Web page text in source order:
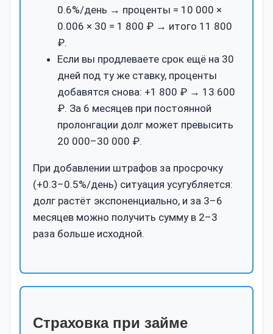
0.6%/день → проценты = 10 000 ×
0.006 × 30 = 1 800 ₽ → итого 11 800
₽.
Если вы продлеваете срок ещё на 30
дней под ту же ставку, проценты
добавятся снова: +1 800 ₽ → 13 600
₽. За 6 месяцев при постоянной
пролонгации долг может превысить
20 000–30 000 ₽.
При добавлении штрафов за просрочку
(+0.3–0.5%/день) ситуация усугубляется:
долг растёт экспоненциально, и за 3–6
месяцев можно получить сумму в 2–3
раза больше исходной.
Страховка при займе